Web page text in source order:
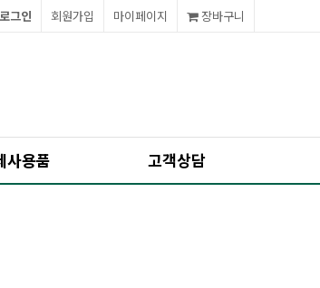
장바구니
마이페이지
회원가입
로그인
사용품 고객상담